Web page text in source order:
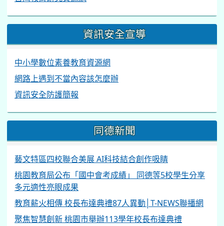
資訊安全宣導
中小學數位素養教育資源網
網路上遇到不當內容該怎麼辦
資訊安全防護簡報
同德新聞
藝文特區四校聯合美展 AI科技結合創作吸睛
桃園教育局公布「國中會考成績」 同德等5校學生分享
多元適性亮眼成果
教育薪火相傳 校長布達典禮87人異動│T-NEWS聯播網
聚焦智慧創新 桃園市舉辦113學年校長布達典禮